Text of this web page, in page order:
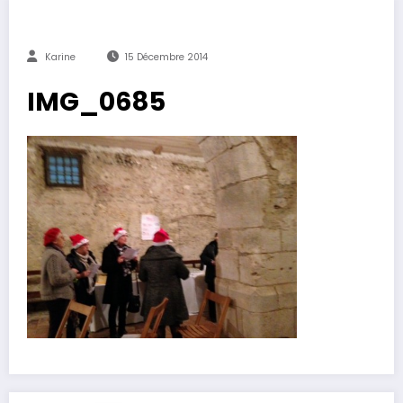
Karine 15 Décembre 2014
IMG_0685